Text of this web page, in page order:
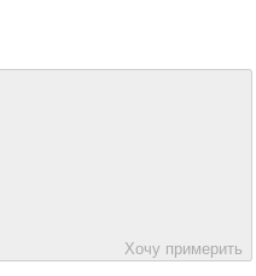
Хочу примерить